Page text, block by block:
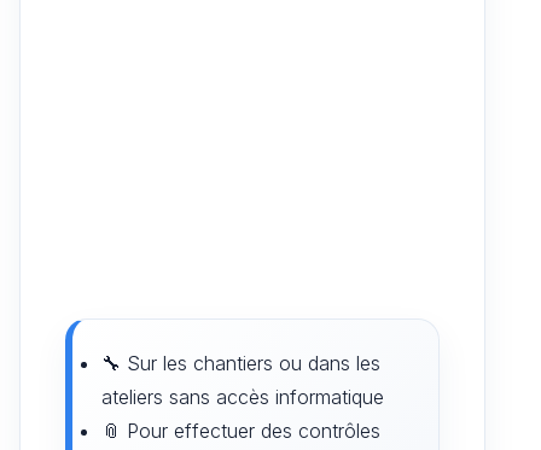
🔧 Sur les chantiers ou dans les
ateliers sans accès informatique
📎 Pour effectuer des contrôles